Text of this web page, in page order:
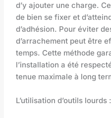
d’y ajouter une charge.
de bien se fixer et
d’adhésion. Pour éviter
d’arrachement peut être
temps. Cette méthode
l’installation a été
tenue maximale à long
L’utilisation d’outils